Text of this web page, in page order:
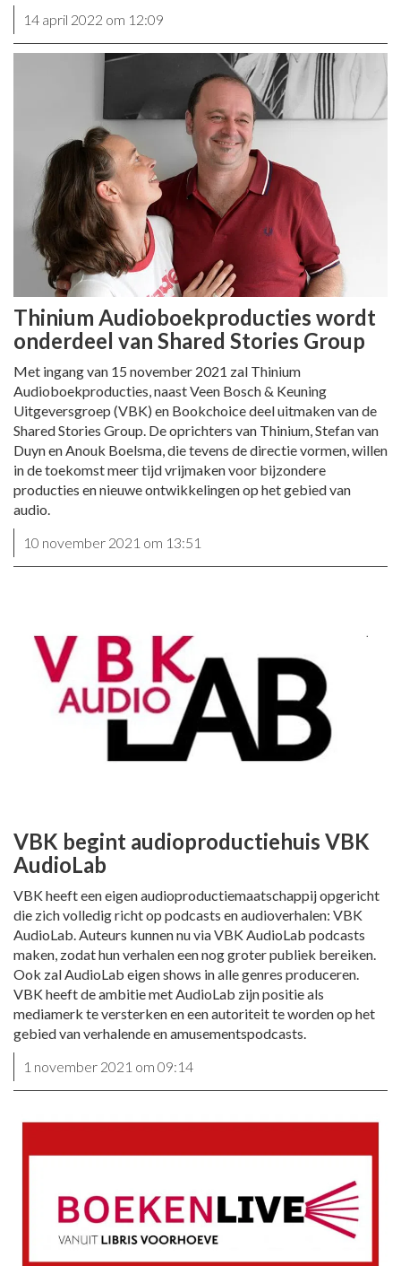
14 april 2022 om 12:09
Thinium Audioboekproducties wordt
onderdeel van Shared Stories Group
Met ingang van 15 november 2021 zal Thinium
Audioboekproducties, naast Veen Bosch & Keuning
Uitgeversgroep (VBK) en Bookchoice deel uitmaken van de
Shared Stories Group. De oprichters van Thinium, Stefan van
Duyn en Anouk Boelsma, die tevens de directie vormen, willen
in de toekomst meer tijd vrijmaken voor bijzondere
producties en nieuwe ontwikkelingen op het gebied van
audio.
10 november 2021 om 13:51
VBK begint audioproductiehuis VBK
AudioLab
VBK heeft een eigen audioproductiemaatschappij opgericht
die zich volledig richt op podcasts en audioverhalen: VBK
AudioLab. Auteurs kunnen nu via VBK AudioLab podcasts
maken, zodat hun verhalen een nog groter publiek bereiken.
Ook zal AudioLab eigen shows in alle genres produceren.
VBK heeft de ambitie met AudioLab zijn positie als
mediamerk te versterken en een autoriteit te worden op het
gebied van verhalende en amusementspodcasts.
1 november 2021 om 09:14